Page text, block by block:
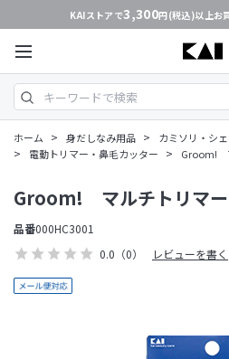
KAIストアで3,300円(税込)以上お
ホーム > 身だしなみ用品 > カミソリ・シ
> 電動トリマー・鼻毛カッター > Groom!
0.0 （0） レビューを書く
Groom! マルチトリマ
品番000HC3001